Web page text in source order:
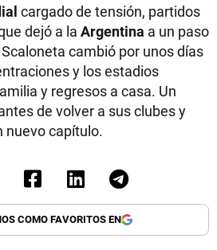
cargado de tensión, partidos
dejó a la Argentina a un paso
cambió por unos días
y los estadios
y regresos a casa. Un
de volver a sus clubes y
nuevo capítulo.
COMO FAVORITOS EN